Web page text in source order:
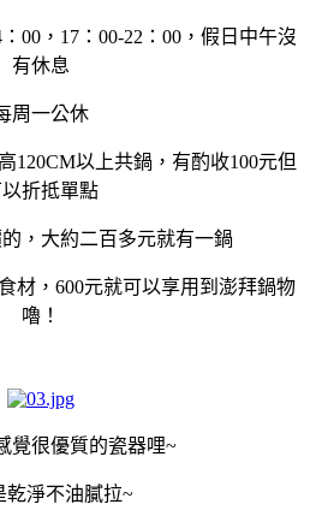
00，17：00-22：00，假日中午沒
有休息
周一公休
120CM以上共鍋，有酌收100元但
折抵單點
，大約二百多元就有一鍋
材，600元就可以享用到澎拜鍋物
嚕！
覺很優質的瓷器哩~
乾淨不油膩拉~